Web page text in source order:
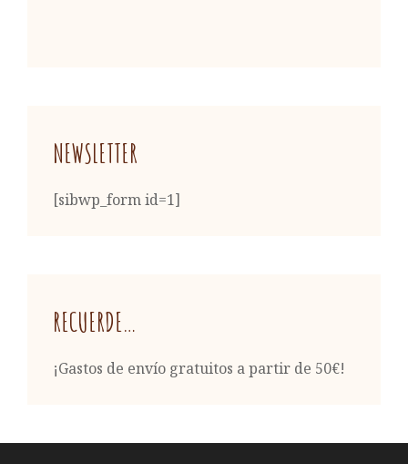
NEWSLETTER
[sibwp_form id=1]
RECUERDE…
¡Gastos de envío gratuitos a partir de 50€!